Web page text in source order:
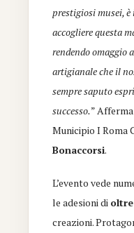
prestigiosi musei,
accogliere questa
rendendo omaggio
artigianale che il
sempre saputo
successo.”
Municipio I Roma
Bonaccorsi.
L’evento vede
le adesioni di
creazioni.